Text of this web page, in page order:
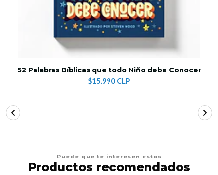
52 Palabras Bíblicas que todo Niño debe Conocer
$15.990 CLP
Puede que te interesen estos
Productos recomendados